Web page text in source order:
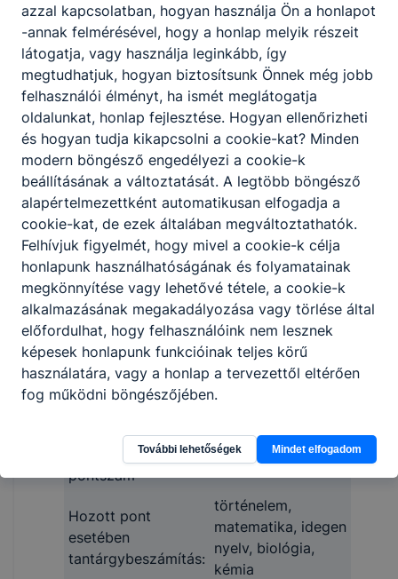
Tanulmányi terület
kódja:
0213
Megnevezése:
Környezetvédelem
és vízügy ágazat
Tervezett létszám:
16 fő
Megszerezhető
szakmai képesítés:
5-0712-14-02
Környezetvédelmi
technikus
Jellege:
5 évfolyamos
Idegen nyelv:
Angol, német
Felvételi kérelmek
elbírálása
(1) Tanulmányi
eredmények (7. év
végi, 8. félévi
eredmény) alapján
(2) Egészségügyi
alkalmassági
Elérhető (hozott)
pontszám
maximum 50 pont
Hozott pont
esetében
tantárgybeszámítás:
történelem,
matematika, idegen
nyelv, biológia,
kémia
azzal kapcsolatban, hogyan használja Ön a honlapot
-annak felmérésével, hogy a honlap melyik részeit
látogatja, vagy használja leginkább, így
megtudhatjuk, hogyan biztosítsunk Önnek még jobb
felhasználói élményt, ha ismét meglátogatja
oldalunkat, honlap fejlesztése. Hogyan ellenőrizheti
és hogyan tudja kikapcsolni a cookie-kat? Minden
modern böngésző engedélyezi a cookie-k
beállításának a változtatását. A legtöbb böngésző
alapértelmezettként automatikusan elfogadja a
cookie-kat, de ezek általában megváltoztathatók.
Felhívjuk figyelmét, hogy mivel a cookie-k célja
honlapunk használhatóságának és folyamatainak
megkönnyítése vagy lehetővé tétele, a cookie-k
alkalmazásának megakadályozása vagy törlése által
előfordulhat, hogy felhasználóink nem lesznek
képesek honlapunk funkcióinak teljes körű
használatára, vagy a honlap a tervezettől eltérően
fog működni böngészőjében.
További lehetőségek Mindet elfogadom